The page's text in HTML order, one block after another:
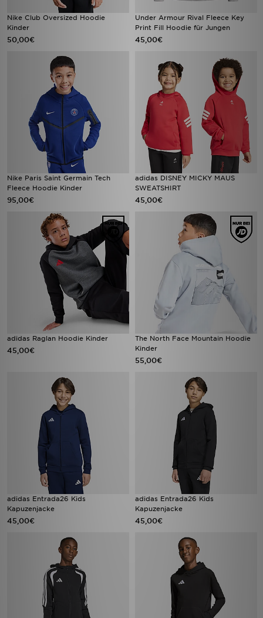
Nike Club Oversized Hoodie
Kinder
50,00€
Under Armour Rival Fleece Key
Print Fill Hoodie für Jungen
45,00€
Nike Paris Saint Germain Tech
Fleece Hoodie Kinder
95,00€
adidas DISNEY MICKY MAUS
SWEATSHIRT
45,00€
adidas Raglan Hoodie Kinder
45,00€
The North Face Mountain Hoodie
Kinder
55,00€
adidas Entrada26 Kids
Kapuzenjacke
45,00€
adidas Entrada26 Kids
Kapuzenjacke
45,00€